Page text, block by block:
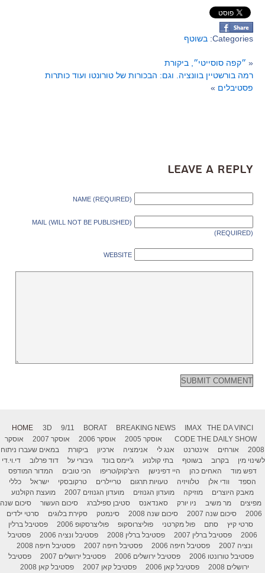
Categories: בשוטף
« ״קפה סוסייטי״, ביקורת
רמה בורשטיין בוונציה. וגם: הבכורות של טורונטו ועוד כותרות
פסטיבלים »
Leave a Reply
NAME (REQUIRED)
MAIL (WILL NOT BE PUBLISHED)
(REQUIRED)
WEBSITE
HOME 3D 9/11 BORAT BREAKING NEWS IMAX
THE DA VINCI
CODE THE DAILY SHOW אוסקר 2005 אוסקר 2006 אוסקר 2007
אוסקר
2008
אורחים אינטרנט אנג לי אנימציה ארכיון ביקורת
במאים שעברו ניתוח
לשינוי מין
בקרוב בשוטף בתי קולנוע ג'יימס בונד גיבורי על דוד פרלוב
די.וי.די
דפש מוד
האחים כהן היי דפינישן היצ'קוק/טריפו הכי טובים
המדור המודפס
הספד
וודי אלן טלוויזיה טעויות תרגום טריילרים טרקובסקי ישראל
כללי
מאבק היוצרים
מוזיקה מועדון הגנוזים מועדון הגנוזים 2007
מועצת הקולנוע
מפיצים
מר משיב ניו יורק סאנדאנס סטיבן ספילברג סיכום העשור
סיכום שנה
2006
סיכום שנה 2007 סיכום שנה 2008 סינמטק סקירת בלוגים
סרטי ילדים
סרטי קיץ
סתם פול מקרטני פוליצרוסקופ פוליצרסקופ 2006
פסטיבל ברלין
2006
פסטיבל ברלין 2007 פסטיבל ברלין 2008 פסטיבל ונציה 2006
פסטיבל
ונציה 2007
פסטיבל חיפה 2006 פסטיבל חיפה 2007
פסטיבל חיפה 2008
פסטיבל טורונטו 2006
פסטיבל ירושלים 2006 פסטיבל ירושלים 2007
פסטיבל
ירושלים 2008
פסטיבל קאן 2006 פסטיבל קאן 2007 פסטיבל קאן 2008